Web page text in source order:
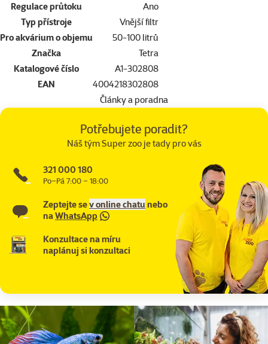
Regulace průtoku
Ano
Typ přístroje
Vnější filtr
Pro akvárium o objemu
50-100 litrů
Značka
Tetra
Katalogové číslo
A1-302808
EAN
4004218302808
Články a poradna
Potřebujete poradit?
Náš tým Super zoo je tady pro vás
321 000 180
Po–Pá 7:00 – 18:00
Zeptejte sev online chatunebo
naWhatsApp
Konzultace na míru
naplánuj si konzultaci